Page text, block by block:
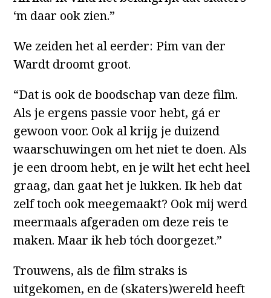
‘m daar ook zien.”
We zeiden het al eerder: Pim van der
Wardt droomt groot.
“Dat is ook de boodschap van deze film.
Als je ergens passie voor hebt, gá er
gewoon voor. Ook al krijg je duizend
waarschuwingen om het niet te doen. Als
je een droom hebt, en je wilt het echt heel
graag, dan gaat het je lukken. Ik heb dat
zelf toch ook meegemaakt? Ook mij werd
meermaals afgeraden om deze reis te
maken. Maar ik heb tóch doorgezet.”
Trouwens, als de film straks is
uitgekomen, en de (skaters)wereld heeft